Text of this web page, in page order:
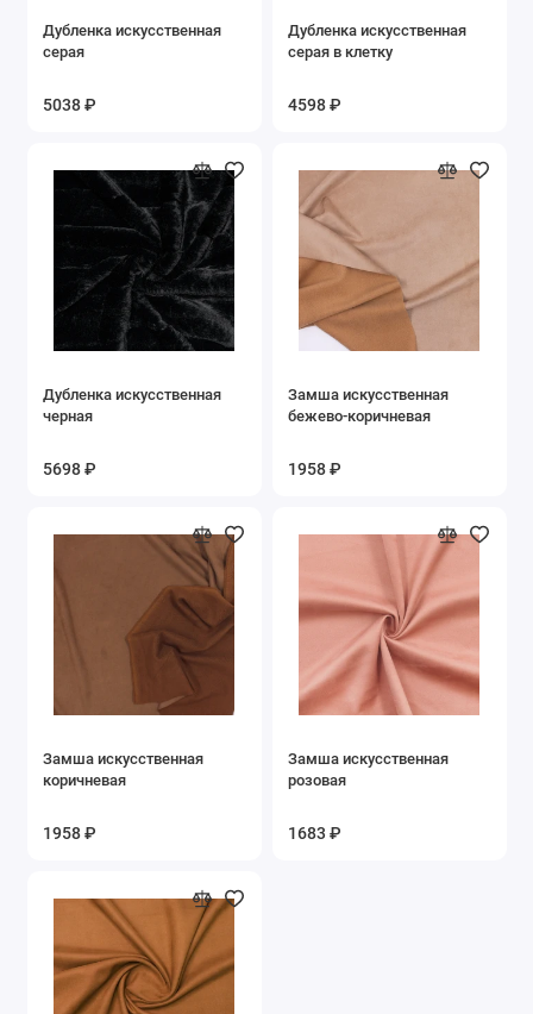
Дубленка искусственная
серая
5038 ₽
Дубленка искусственная
серая в клетку
4598 ₽
Дубленка искусственная
черная
5698 ₽
Замша искусственная
бежево-коричневая
1958 ₽
Замша искусственная
коричневая
1958 ₽
Замша искусственная
розовая
1683 ₽